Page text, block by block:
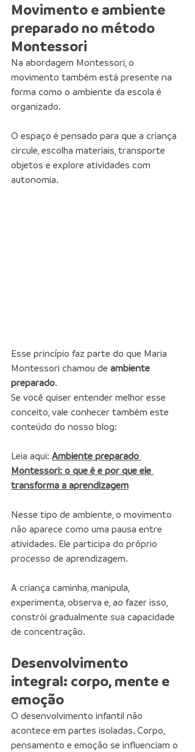
Movimento e ambiente
preparado no método
Montessori
Na abordagem Montessori, o
movimento também está presente na
forma como o ambiente da escola é
organizado.
O espaço é pensado para que a criança
circule, escolha materiais, transporte
objetos e explore atividades com
autonomia.
Esse princípio faz parte do que Maria
Montessori chamou de ambiente
preparado.
Se você quiser entender melhor esse
conceito, vale conhecer também este
conteúdo do nosso blog:
Leia aqui: Ambiente preparado
Montessori: o que é e por que ele
transforma a aprendizagem
Nesse tipo de ambiente, o movimento
não aparece como uma pausa entre
atividades. Ele participa do próprio
processo de aprendizagem.
A criança caminha, manipula,
experimenta, observa e, ao fazer isso,
constrói gradualmente sua capacidade
de concentração.
Desenvolvimento
integral: corpo, mente e
emoção
O desenvolvimento infantil não
acontece em partes isoladas. Corpo,
pensamento e emoção se influenciam o